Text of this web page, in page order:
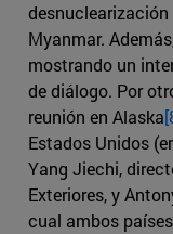
desnuclearización
Myanmar.
mostrando un
de diálogo. Por
reunión en Alaska
Estados Unidos
Yang Jiechi,
Exteriores, y
cual ambos